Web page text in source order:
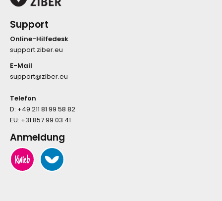
Support
Online-Hilfedesk
support.ziber.eu
E-Mail
support@ziber.eu
Telefon
D: +49 211 81 99 58 82
EU: +31 857 99 03 41
Anmeldung